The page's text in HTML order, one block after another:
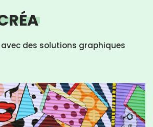
des solutions graphiques